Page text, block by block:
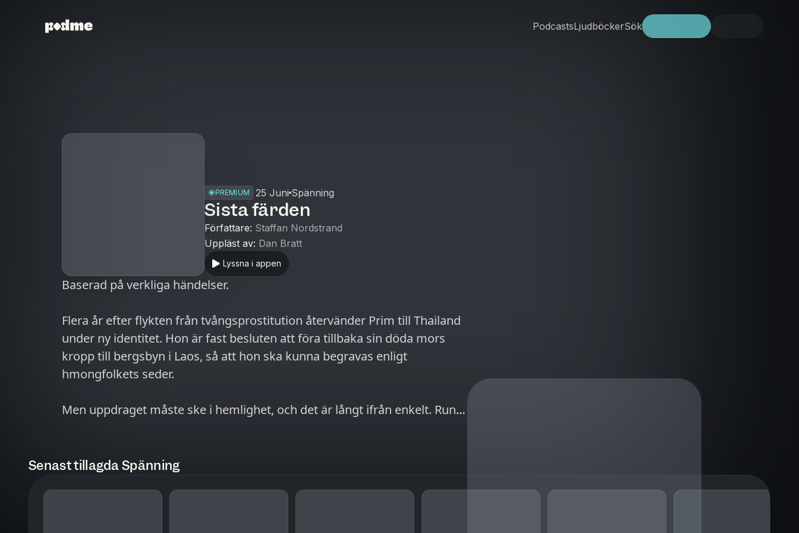
PodcastsLjudböckerSök
PREMIUM 25 Juni Spänning
Sista färden
Författare: Staffan Nordstrand
Uppläst av: Dan Bratt
Lyssna i appen
Baserad på verkliga händelser.
Flera år efter flykten från tvångsprostitution återvänder Prim till Thailand
under ny identitet. Hon är fast besluten att föra tillbaka sin döda mors
kropp till bergsbyn i Laos, så att hon ska kunna begravas enligt
hmongfolkets seder.
Men uppdraget måste ske i hemlighet, och det är långt ifrån enkelt. Runt
utsatthet. För att ta sig fram tvingas Prim inte bara pressa gränser hon en
Senast tillagda Spänning